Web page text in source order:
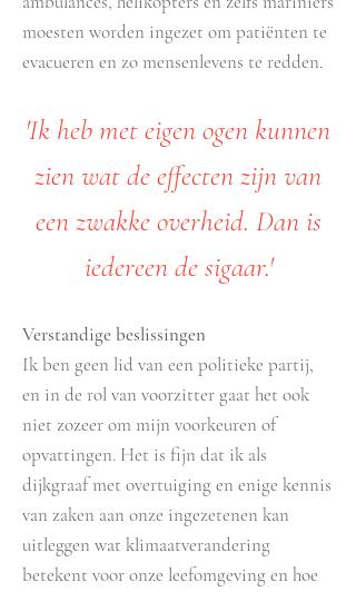
moesten worden ingezet om patiënten te
evacueren en zo mensenlevens te redden.
'Ik heb met eigen ogen kunnen
zien wat de effecten zijn van
een zwakke overheid. Dan is
iedereen de sigaar.'
Verstandige beslissingen
Ik ben geen lid van een politieke partij,
en in de rol van voorzitter gaat het ook
niet zozeer om mijn voorkeuren of
opvattingen. Het is fijn dat ik als
dijkgraaf met overtuiging en enige kennis
van zaken aan onze ingezetenen kan
uitleggen wat klimaatverandering
betekent voor onze leefomgeving en hoe